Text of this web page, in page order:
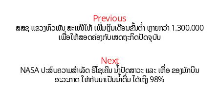
Previous
ສສຊ ແຂວງຫົວພັນ ສະເໜີໃຫ້ ເພີ່ມເງິນເດືອນຂັ້ນຕ່ຳ ຫຼາຍກວ່າ 1.300.000
ເພື່ອໃຫ້ສອດຄ່ອງກັບເສດຖະກິດປັດຈຸບັນ
Next
NASA ປະສົບຄວາມສຳເລັດ ຣິໄຊເຄິນ ນໍ້າປັດສາວະ ແລະ ເຫື່ອ ຂອງນັກບິນ
ອະວະກາດ ໃຫ້ກັບມາເປັນນໍ້າດື່ມ ໄດ້ເຖິງ 98%